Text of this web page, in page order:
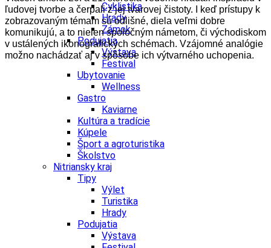
Cyklistika
Hrady
Zámok
Podujatia
Výstava
Festival
Ubytovanie
Wellness
Gastro
Kaviarne
Kultúra a tradície
Kúpele
Šport a agroturistika
Školstvo
Nitriansky kraj
Tipy
Výlet
Turistika
Hrady
Podujatia
Výstava
ľudovej tvorbe a čerpali z jej tvarovej čistoty. I keď prístupy k
zobrazovaným témam sú odlišné, diela veľmi dobre
komunikujú, a to nielen spoločným námetom, či východiskom
v ustálených ikonografických schémach. Vzájomné analógie
možno nachádzať aj v spôsobe ich výtvarného uchopenia.